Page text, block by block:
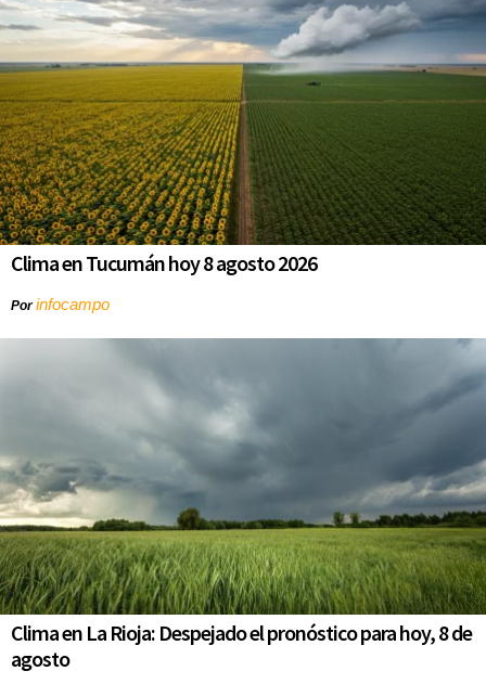
Clima en Tucumán hoy 8 agosto 2026
Porinfocampo
Clima en La Rioja: Despejado el pronóstico para hoy, 8 de
agosto